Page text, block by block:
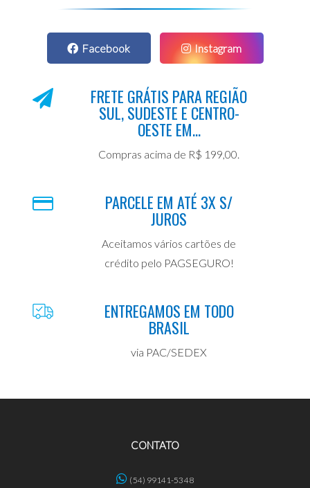
Facebook Instagram
FRETE GRÁTIS PARA REGIÃO
SUL, SUDESTE E CENTRO-
OESTE EM...
Compras acima de R$ 199,00.
PARCELE EM ATÉ 3X S/
JUROS
Aceitamos vários cartões de
crédito pelo PAGSEGURO!
ENTREGAMOS EM TODO
BRASIL
via PAC/SEDEX
CONTATO
(54) 99141-5348